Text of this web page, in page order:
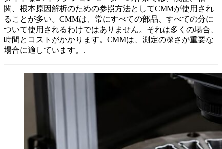
関、根本原因解析のための参照方法としてCMMが使用され
ることが多い。CMMは、常にすべての部品、すべての分に
ついて使用されるわけではありません。それは多くの場合、
時間とコストがかかります。CMMは、測定の深さが重要な
場合に適しています。.